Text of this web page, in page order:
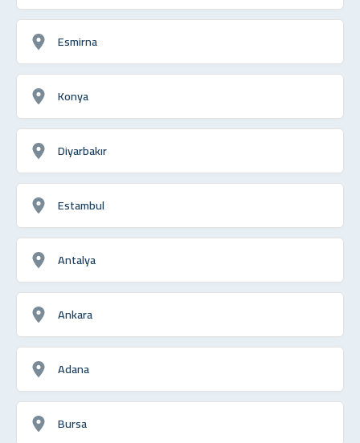
Esmirna
Konya
Diyarbakır
Estambul
Antalya
Ankara
Adana
Bursa